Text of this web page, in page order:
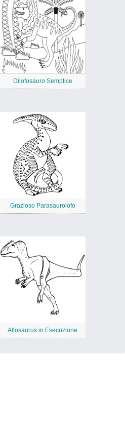
Dilofosauro Semplice
Grazioso Parasaurolofo
Allosaurus in Esecuzione